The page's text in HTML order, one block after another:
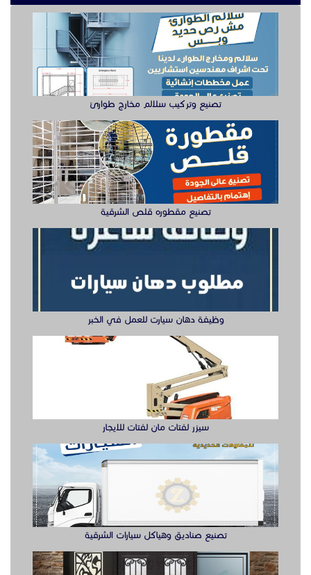
تصنيع وتركيب سلالم مخارج طوارئ
تصنيع مقطوره قلص الشرقية
وظيفة دهان سيارت للعمل في الخبر
سيزر لفتات مان لفتات للايجار
تصنيع صناديق وهياكل سيارات الشرقية